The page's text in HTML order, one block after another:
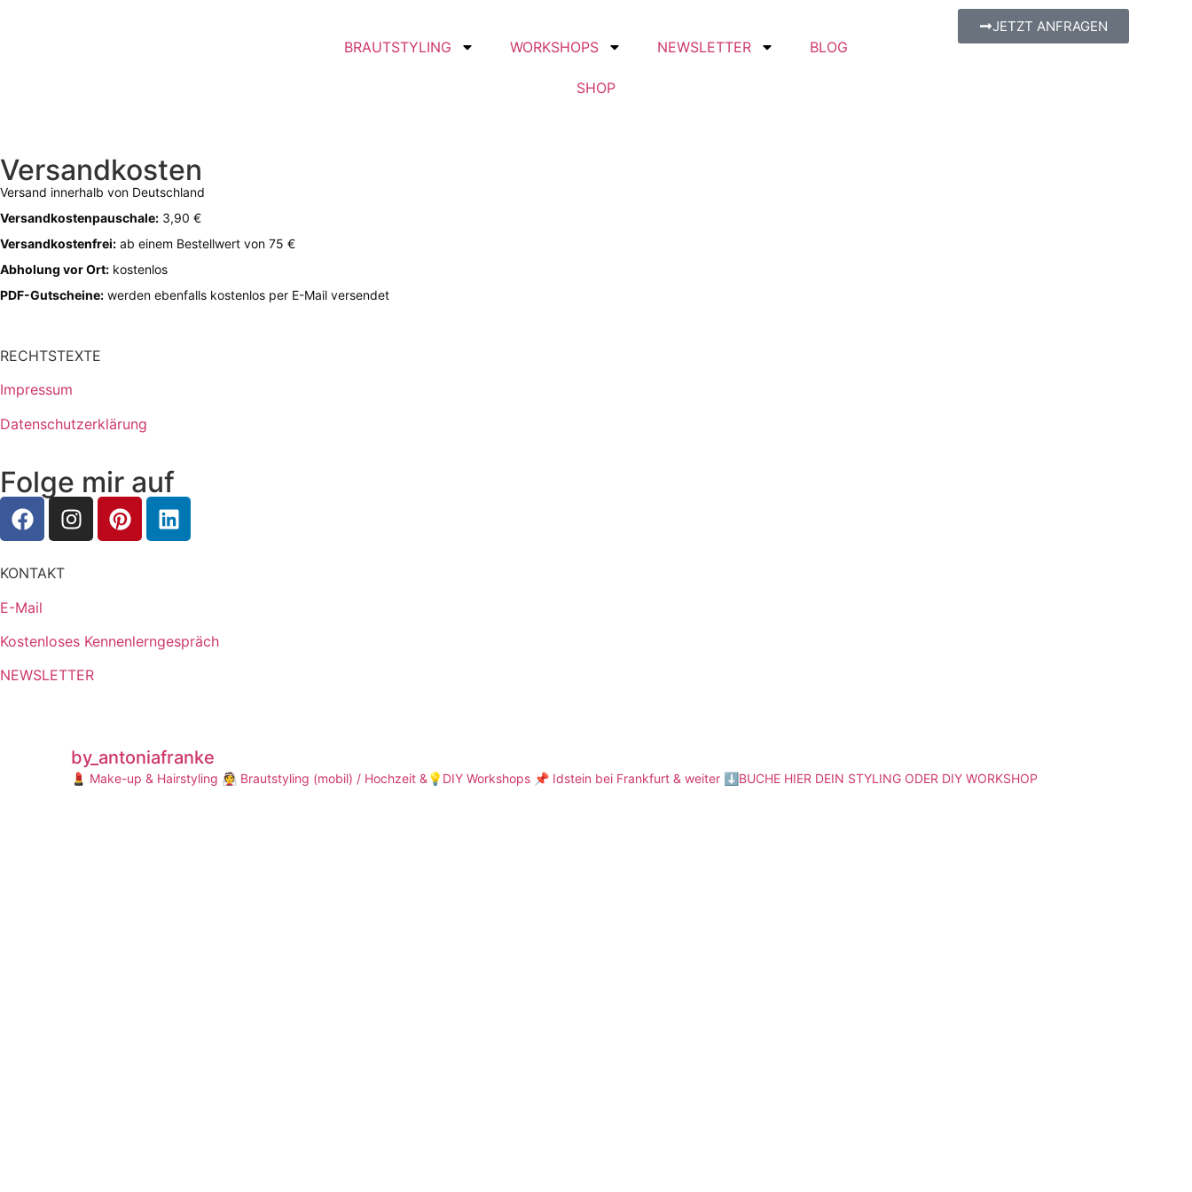
BRAUTSTYLING
WORKSHOPS NEWSLETTER BLOG
SHOP
JETZT ANFRAGEN
Versandkosten
Versand innerhalb von Deutschland
Versandkostenpauschale: 3,90 €
Versandkostenfrei: ab einem Bestellwert von 75 €
Abholung vor Ort: kostenlos
PDF-Gutscheine: werden ebenfalls kostenlos per E-Mail versendet
RECHTSTEXTE
Impressum
Datenschutzerklärung
Folge mir auf
KONTAKT
E-Mail
Kostenloses Kennenlerngespräch
NEWSLETTER
by_antoniafranke
💄 Make-up & Hairstyling 👰 Brautstyling (mobil) / Hochzeit &💡DIY Workshops 📌 Idstein bei Frankfurt & weiter ⬇️BUCHE HIER DEIN STYLING ODER DIY WORKSHOP